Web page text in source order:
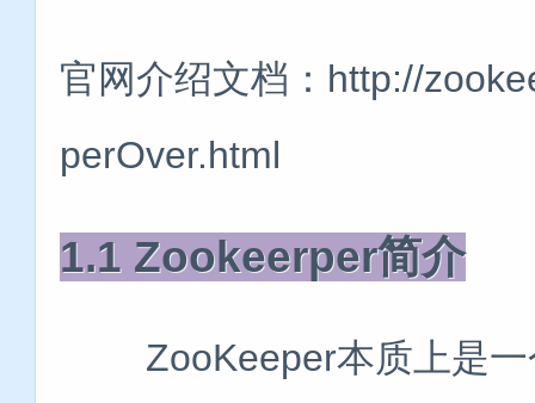
官网介绍文档：http://
perOver.html
1.1 Zookeerper简介
ZooKeeper本质上是一